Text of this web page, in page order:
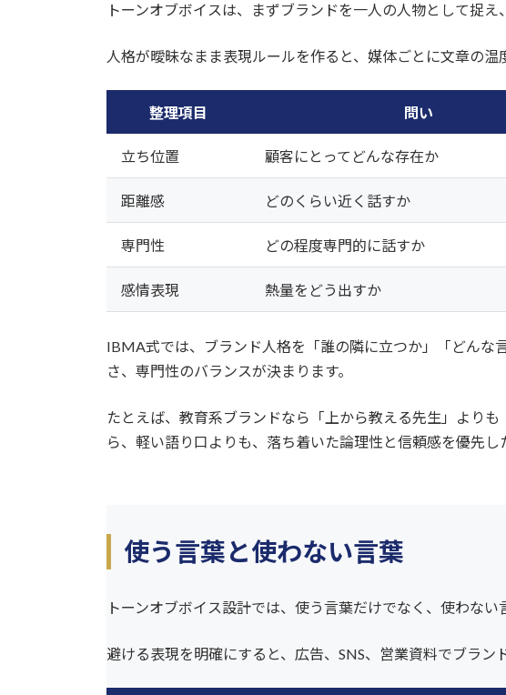
トーンオブボイスは、まずブランドを一人の人物として捉え
人格が曖昧なまま表現ルールを作ると、媒体ごとに文章の温
整理項目 問い
立ち位置 顧客にとってどんな存在か
距離感 どのくらい近く話すか
専門性 どの程度専門的に話すか
感情表現 熱量をどう出すか
IBMA式では、ブランド人格を「誰の隣に立つか」「どんな
さ、専門性のバランスが決まります。
たとえば、教育系ブランドなら「上から教える先生」より
ら、軽い語り口よりも、落ち着いた論理性と信頼感を優先し
使う言葉と使わない言葉
トーンオブボイス設計では、使う言葉だけでなく、使わない
避ける表現を明確にすると、広告、SNS、営業資料でブラン